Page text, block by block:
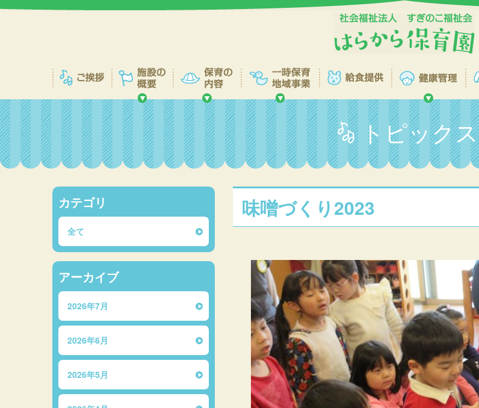
トピックス
味噌づくり2023
カテゴリ
全て
アーカイブ
2026年7月
2026年6月
2026年5月